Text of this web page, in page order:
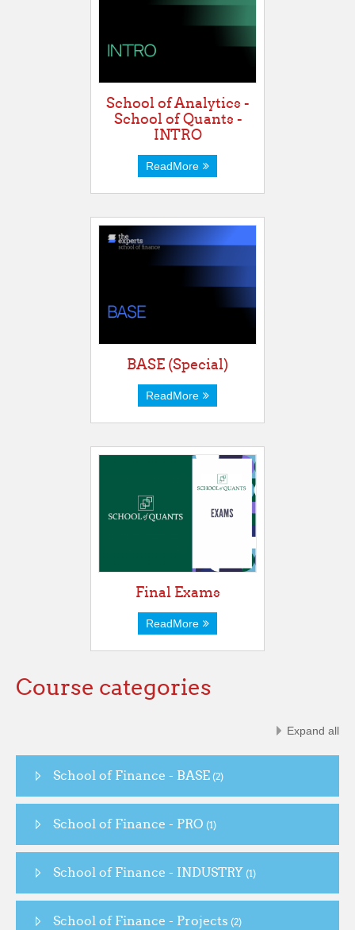
School of Analytics -
School of Quants -
INTRO
ReadMore
BASE (Special)
ReadMore
Final Exams
ReadMore
Course categories
Expand all
School of Finance - BASE (2)
School of Finance - PRO (1)
School of Finance - INDUSTRY (1)
School of Finance - Projects (2)